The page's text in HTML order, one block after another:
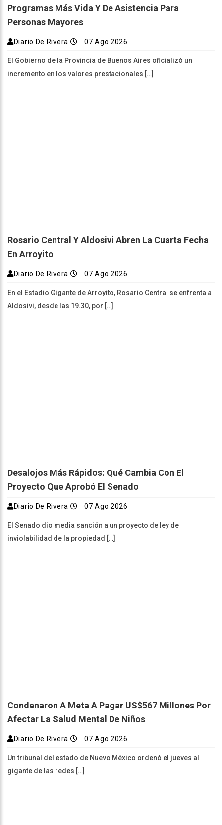
Programas Más Vida Y De Asistencia Para
Personas Mayores
Diario De Rivera 07 Ago 2026
El Gobierno de la Provincia de Buenos Aires oficializó un
incremento en los valores prestacionales […]
Rosario Central Y Aldosivi Abren La Cuarta Fecha
En Arroyito
Diario De Rivera 07 Ago 2026
En el Estadio Gigante de Arroyito, Rosario Central se enfrenta a
Aldosivi, desde las 19.30, por […]
Desalojos Más Rápidos: Qué Cambia Con El
Proyecto Que Aprobó El Senado
Diario De Rivera 07 Ago 2026
El Senado dio media sanción a un proyecto de ley de
inviolabilidad de la propiedad […]
Condenaron A Meta A Pagar US$567 Millones Por
Afectar La Salud Mental De Niños
Diario De Rivera 07 Ago 2026
Un tribunal del estado de Nuevo México ordenó el jueves al
gigante de las redes […]